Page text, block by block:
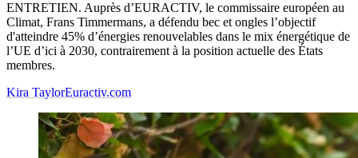
ENTRETIEN. Auprès d’EURACTIV, le commissaire européen au
Climat, Frans Timmermans, a défendu bec et ongles l’objectif
d'atteindre 45% d’énergies renouvelables dans le mix énergétique de
l’UE d’ici à 2030, contrairement à la position actuelle des États
membres.
Kira TaylorEuractiv.com